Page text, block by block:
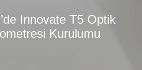
Innovate T5 Optik
Kurulumu